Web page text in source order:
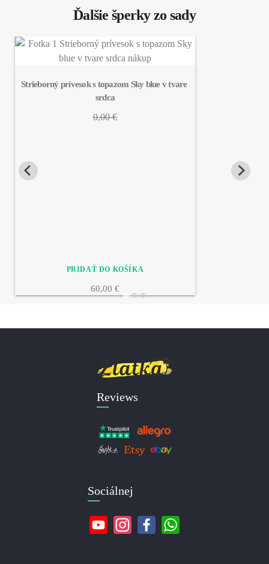
Ďalšie šperky zo sady
Strieborný prívesok s topazom Sky blue v tvare
srdca
0,00 €
60,00 €
Reviews
Sociálnej